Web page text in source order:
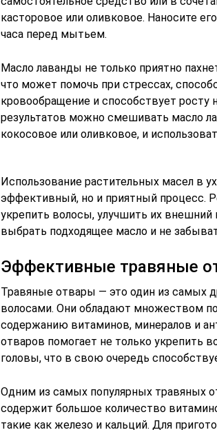
касторовое или оливковое. Наносите
часа перед мытьем.
Масло лаванды не только приятно
что может помочь при стрессах,
кровообращение и способствует
результатов можно смешивать масло
кокосовое или оливковое, и
Использование растительных масел в
эффективный, но и приятный процесс.
укрепить волосы, улучшить их
выбрать подходящее масло и не
Эффективные травяные
Травяные отвары — это один из самых
волосами. Они обладают множеством
содержанию витаминов, минералов и
отваров помогает не только укрепить
головы, что в свою очередь
Одним из самых популярных травяных
содержит большое количество
такие как железо и кальций. Для